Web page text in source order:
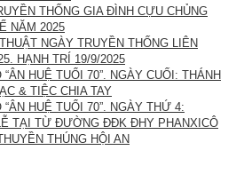
THỐNG GIA ĐÌNH CỰU CHỦNG
NĂM 2025
NGÀY TRUYỀN THỐNG LIÊN
HẠNH TRÍ 19/9/2025
“ÂN HUỆ TUỔI 70”. NGÀY CUỐI: THÁNH
& TIỆC CHIA TAY
“ÂN HUỆ TUỔI 70”. NGÀY THỨ 4:
TẠI TỪ ĐƯỜNG ĐĐK ĐHY PHANXICÔ
THÚNG HỘI AN